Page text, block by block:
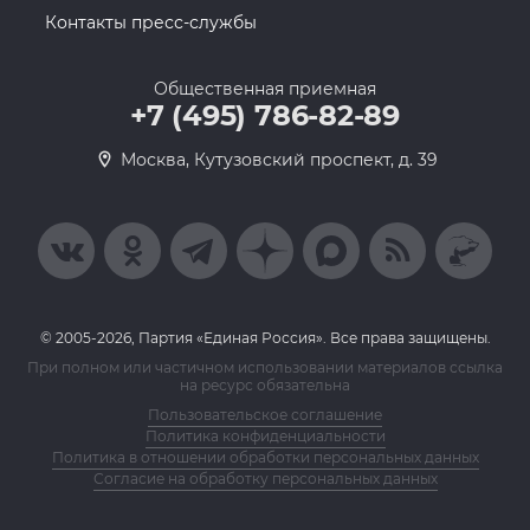
Контакты пресс-службы
Общественная приемная
+7 (495) 786-82-89
Москва, Кутузовский проспект, д. 39
© 2005-2026, Партия «Единая Россия». Все права защищены.
При полном или частичном использовании материалов ссылка
на ресурс обязательна
Пользовательское соглашение
Политика конфиденциальности
Политика в отношении обработки персональных данных
Согласие на обработку персональных данных